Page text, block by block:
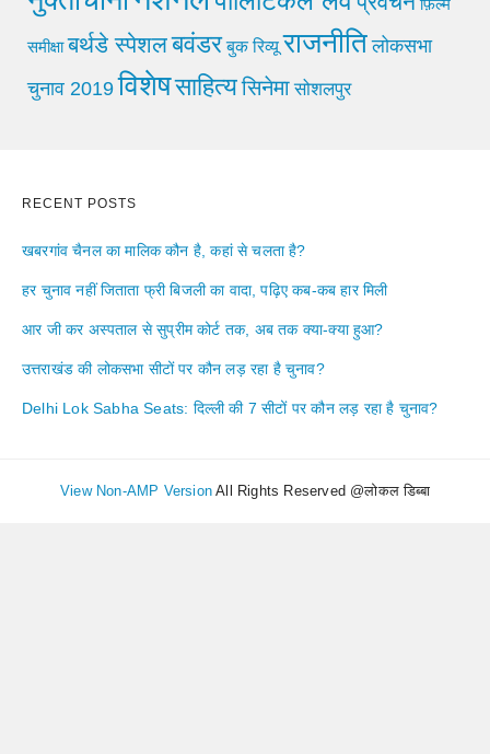
फ़िल्म
समीक्षा बर्थडे स्पेशलबवंडर बुक रिव्यू राजनीति लोकसभा
चुनाव 2019 विशेषसाहित्यसिनेमा सोशलपुर
RECENT POSTS
खबरगांव चैनल का मालिक कौन है, कहां से चलता है?
हर चुनाव नहीं जिताता फ्री बिजली का वादा, पढ़िए कब-कब हार मिली
आर जी कर अस्पताल से सुप्रीम कोर्ट तक, अब तक क्या-क्या हुआ?
उत्तराखंड की लोकसभा सीटों पर कौन लड़ रहा है चुनाव?
Delhi Lok Sabha Seats: दिल्ली की 7 सीटों पर कौन लड़ रहा है चुनाव?
View Non-AMP Version All Rights Reserved @लोकल डिब्बा